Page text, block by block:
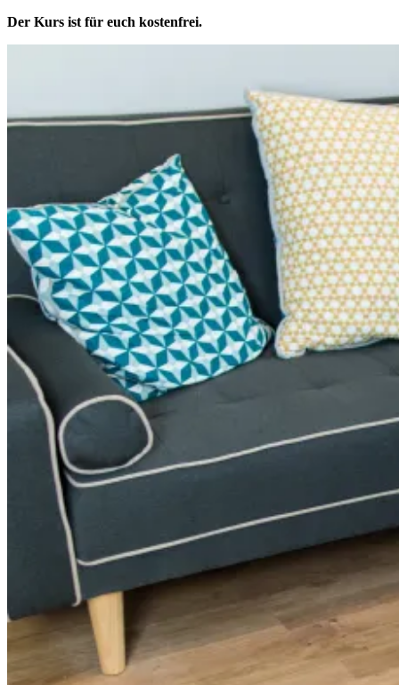
Der Kurs ist für euch kostenfrei.